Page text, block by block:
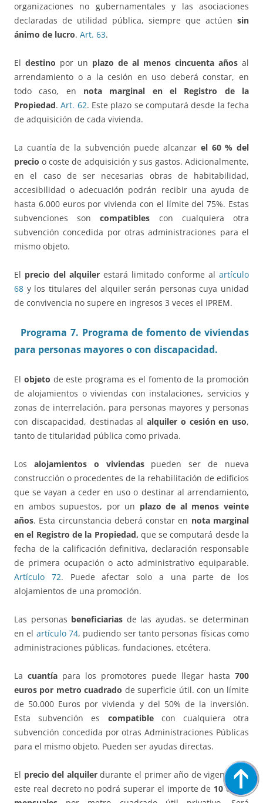
organizaciones no gubernamentales y las asociaciones
declaradas de utilidad pública, siempre que actúen sin
ánimo de lucro. Art. 63.
El destino por un plazo de al menos cincuenta años al
arrendamiento o a la cesión en uso deberá constar, en
todo caso, en nota marginal en el Registro de la
Propiedad.Art. 62. Este plazo se computará desde la fecha
de adquisición de cada vivienda.
La cuantía de la subvención puede alcanzar el 60 % del
precio o coste de adquisición y sus gastos. Adicionalmente,
en el caso de ser necesarias obras de habitabilidad,
accesibilidad o adecuación podrán recibir una ayuda de
hasta 6.000 euros por vivienda con el límite del 75%. Estas
subvenciones soncompatibles con cualquiera otra
subvención concedida por otras administraciones para el
mismo objeto.
El precio del alquiler estará limitado conforme al artículo
68 y los titulares del alquiler serán personas cuya unidad
de convivencia no supere en ingresos 3 veces el IPREM.
Programa 7. Programa de fomento de viviendas
para personas mayores o con discapacidad.
El objeto de este programa es el fomento de la promoción
de alojamientos o viviendas con instalaciones, servicios y
zonas de interrelación, para personas mayores y personas
con discapacidad, destinadas al alquiler o cesión en uso,
tanto de titularidad pública como privada.
Los alojamientos o viviendaspueden ser de nueva
construcción o procedentes de la rehabilitación de edificios
que se vayan a ceder en uso o destinar al arrendamiento,
en ambos supuestos, por un plazo de al menos veinte
años. Esta circunstancia deberá constar en nota marginal
en el Registro de la Propiedad, que se computará desde la
fecha de la calificación definitiva, declaración responsable
de primera ocupación o acto administrativo equiparable.
Artículo 72. Puede afectar solo a una parte de los
alojamientos de una promoción.
Las personas beneficiarias de las ayudas. se determinan
en el artículo 74, pudiendo ser tanto personas físicas como
administraciones públicas, fundaciones, etcétera.
La cuantía para los promotores puede llegar hasta 700
euros por metro cuadrado de superficie útil. con un límite
de 50.000 Euros por vivienda y del 50% de la inversión.
Esta subvención es compatiblecon cualquiera otra
subvención concedida por otras Administraciones Públicas
para el mismo objeto. Pueden ser ayudas directas.
El precio del alquilerdurante el primer año de vigencia de
este real decreto no podrá superar el importe de 10 euros